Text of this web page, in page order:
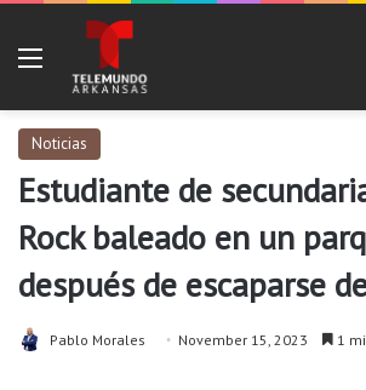
Noticias
Estudiante de
Rock baleado en un
después de escaparse
Pablo Morales November 15, 2023 1